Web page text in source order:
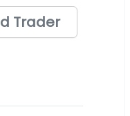
Trader